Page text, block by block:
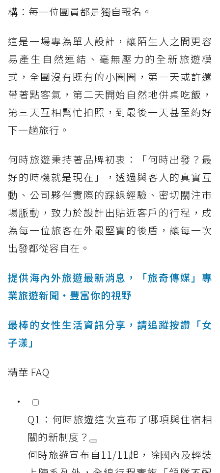
構：每一位團員都是獨自報名。
這是一場專為單人設計，讓陌生人之間更容
易產生自然連結、毫無壓力的全新旅遊模
式，全團沒有既有的小圈圈，第一天或許還
帶著點客氣，第二天開始自然地併桌吃飯，
第三天互相幫忙拍照，到最後一天甚至約好
下一趟旅行。
何時旅遊秉持著品牌初衷：「何時出發？最
好的時機就是現在」，透過與客人的真實互
動、公司夥伴實際的踩線經驗、密切關注市
場脈動，致力於設計出貼近客戶的行程，成
為每一位旅客在外最堅實的後盾，讓每一次
出發都從容自在。
提供海內外旅遊最新消息，「旅奇傳媒」專
業旅遊新聞‧豐富你的視野
最棒的女性生活資訊分享，請追蹤按讚「女
子漾」
精華 FAQ
Q1：何時旅遊這次宣布了哪項與住宿相
關的新制度？
何時旅遊宣布自11/11起，除國內及輕裝